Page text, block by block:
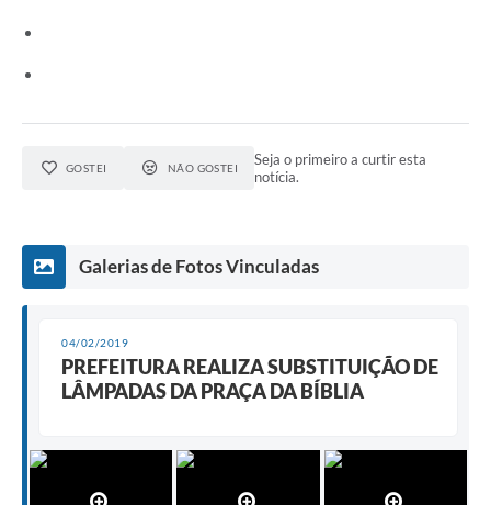
Diário Oficial
GOSTEI NÃO GOSTEI
Seja o primeiro a curtir esta
notícia.
Galerias de Fotos Vinculadas
04/02/2019
PREFEITURA REALIZA SUBSTITUIÇÃO DE
LÂMPADAS DA PRAÇA DA BÍBLIA